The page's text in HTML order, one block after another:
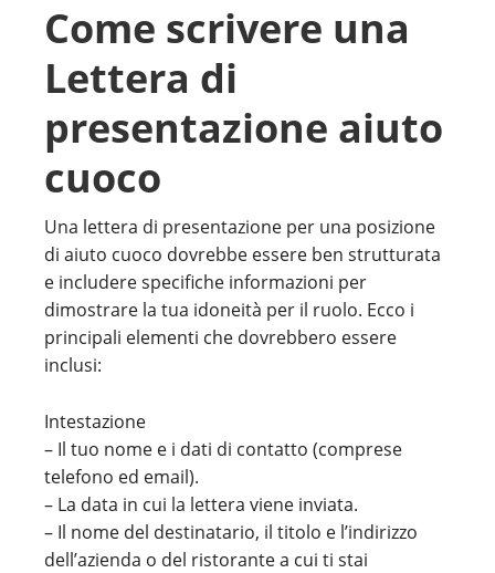
Come scrivere una
Lettera di
presentazione aiuto
cuoco
Una lettera di presentazione per una posizione
di aiuto cuoco dovrebbe essere ben strutturata
e includere specifiche informazioni per
dimostrare la tua idoneità per il ruolo. Ecco i
principali elementi che dovrebbero essere
inclusi:
Intestazione
– Il tuo nome e i dati di contatto (comprese
telefono ed email).
– La data in cui la lettera viene inviata.
– Il nome del destinatario, il titolo e l’indirizzo
dell’azienda o del ristorante a cui ti stai